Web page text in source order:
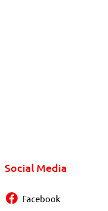
Social Media
Facebook